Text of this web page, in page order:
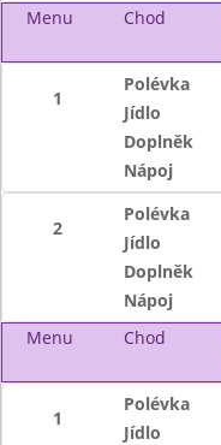
Menu
Chod
1
Polévka
Jídlo
Doplněk
Nápoj
2
Polévka
Jídlo
Doplněk
Nápoj
Menu
Chod
1
Polévka
Jídlo